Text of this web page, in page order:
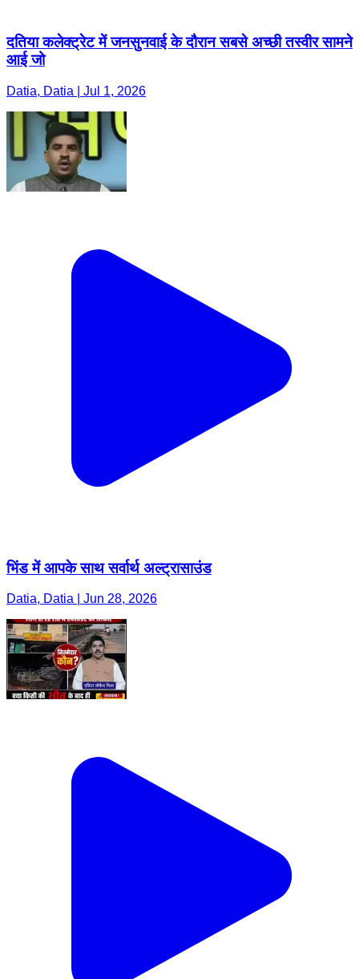
दतिया कलेक्ट्रेट में जनसुनवाई के दौरान सबसे अच्छी तस्वीर सामने
आई जो
Datia, Datia | Jul 1, 2026
भिंड में आपके साथ सर्वार्थ अल्ट्रासाउंड
Datia, Datia | Jun 28, 2026